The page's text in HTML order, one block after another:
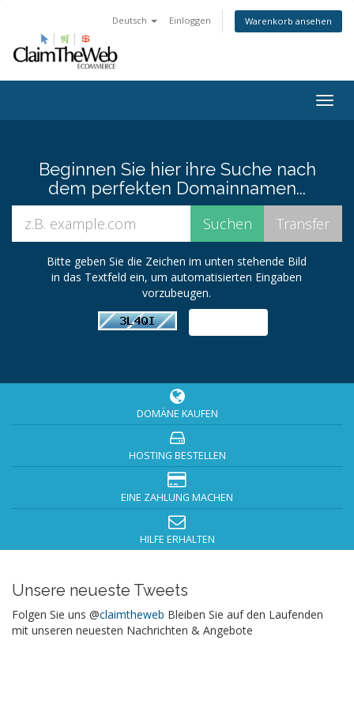
Deutsch Einloggen Warenkorb ansehen
Beginnen Sie hier ihre Suche nach
dem perfekten Domainnamen...
Bitte geben Sie die Zeichen im unten stehende Bild
in das Textfeld ein, um automatisierten Eingaben
vorzubeugen.
DOMÄNE KAUFEN
HOSTING BESTELLEN
EINE ZAHLUNG MACHEN
HILFE ERHALTEN
Unsere neueste Tweets
Folgen Sie uns @claimtheweb Bleiben Sie auf den Laufenden
mit unseren neuesten Nachrichten & Angebote